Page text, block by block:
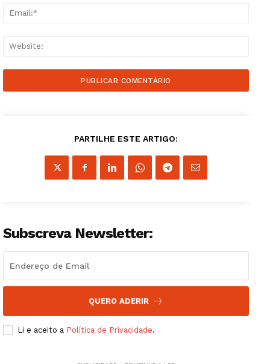
PARTILHE ESTE ARTIGO:
Subscreva Newsletter:
QUERO ADERIR
Li e aceito a Política de Privacidade.